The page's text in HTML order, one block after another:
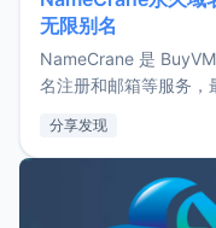
无限别名
NameCrane 是
名注册和邮箱等服务，
又实惠的域名邮箱，
分享发现